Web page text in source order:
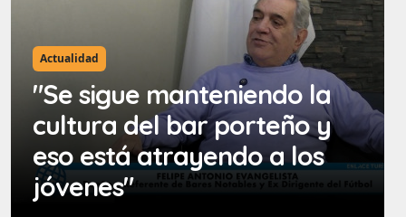
Actualidad
"Se sigue manteniendo la
cultura del bar porteño y
eso está atrayendo a los
jóvenes"